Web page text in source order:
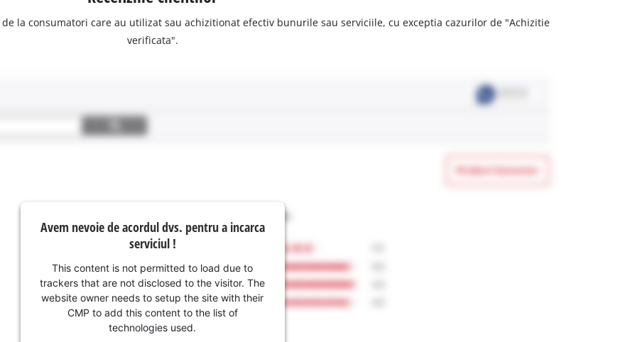
la consumatori care au utilizat sau achizitionat efectiv bunurile sau serviciile, cu exceptia cazurilor de "Achizitie
verificata".
Avem nevoie de acordul dvs. pentru a incarca
serviciul !
This content is not permitted to load due to
trackers that are not disclosed to the visitor. The
website owner needs to setup the site with their
CMP to add this content to the list of
technologies used.